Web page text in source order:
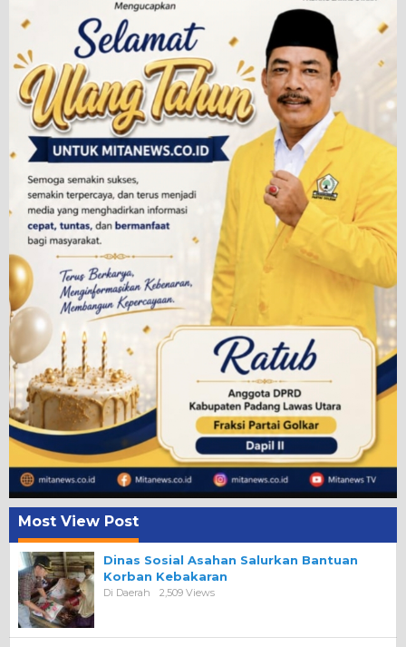
Most View Post
Dinas Sosial Asahan Salurkan Bantuan
Korban Kebakaran
Di Daerah 2,509 Views